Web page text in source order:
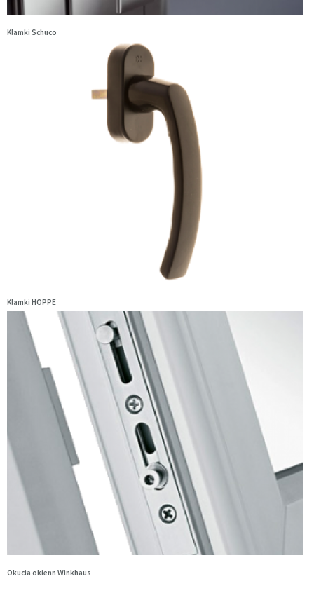
Klamki Schuco
Klamki HOPPE
Okucia okienn Winkhaus